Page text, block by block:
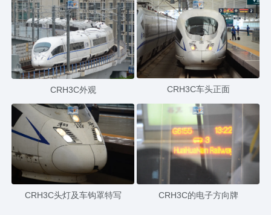
CRH3C外观 CRH3C车头正面
CRH3C头灯及车钩罩特写 CRH3C的电子方向牌